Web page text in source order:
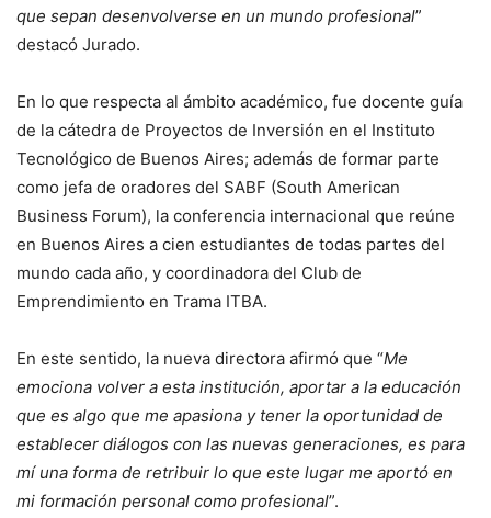
que sepan desenvolverse en un mundo profesional”
destacó Jurado.
En lo que respecta al ámbito académico, fue docente guía
de la cátedra de Proyectos de Inversión en el Instituto
Tecnológico de Buenos Aires; además de formar parte
como jefa de oradores del SABF (South American
Business Forum), la conferencia internacional que reúne
en Buenos Aires a cien estudiantes de todas partes del
mundo cada año, y coordinadora del Club de
Emprendimiento en Trama ITBA.
En este sentido, la nueva directora afirmó que “Me
emociona volver a esta institución, aportar a la educación
que es algo que me apasiona y tener la oportunidad de
establecer diálogos con las nuevas generaciones, es para
mí una forma de retribuir lo que este lugar me aportó en
mi formación personal como profesional”.